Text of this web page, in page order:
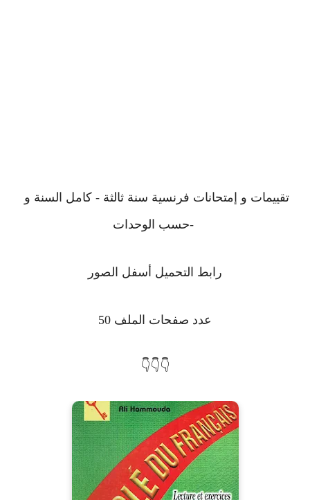
تقييمات و إمتحانات فرنسية سنة ثالثة - كامل السنة و
حسب الوحدات-
رابط التحميل أسفل الصور
عدد صفحات الملف 50
👇👇👇